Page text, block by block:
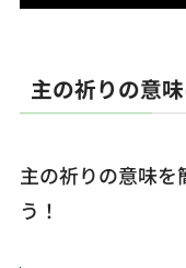
主の祈りの意
主の祈りの意味を
う！